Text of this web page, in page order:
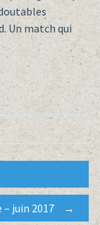
Un match qui
juin 2017 →